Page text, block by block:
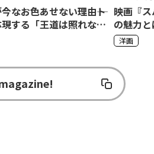
マン』トム・ホランド版
スパイダーマン：ブラン
公開前に歴代シリーズ
ファン
ン・ヘ
映し出
洋画